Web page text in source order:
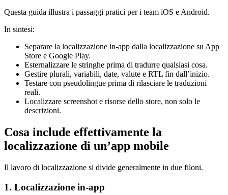
Questa guida illustra i passaggi pratici per i team iOS e Android.
In sintesi:
Separare la localizzazione in-app dalla localizzazione su App
Store e Google Play.
Esternalizzare le stringhe prima di tradurre qualsiasi cosa.
Gestire plurali, variabili, date, valute e RTL fin dall’inizio.
Testare con pseudolingue prima di rilasciare le traduzioni
reali.
Localizzare screenshot e risorse dello store, non solo le
descrizioni.
Cosa include effettivamente la
localizzazione di un’app mobile
Il lavoro di localizzazione si divide generalmente in due filoni.
1. Localizzazione in-app